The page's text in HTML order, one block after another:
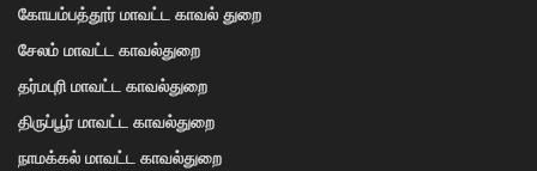
கோயம்பத்தூர் மாவட்ட காவல் துறை
சேலம் மாவட்ட காவல்துறை
தர்மபுரி மாவட்ட காவல்துறை
திருப்பூர் மாவட்ட காவல்துறை
நாமக்கல் மாவட்ட காவல்துறை